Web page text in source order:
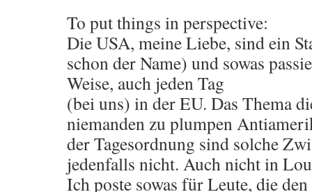
To put things in perspective:
Die USA, meine Liebe, sind ein
schon der Name) und sowas
Weise, auch jeden Tag
(bei uns) in der EU. Das Thema
niemanden zu plumpen
der Tagesordnung sind solche
jedenfalls nicht. Auch nicht in
Ich poste sowas für Leute, die